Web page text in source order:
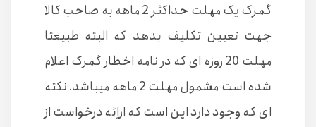
گمرک یک مهلت حداکثر 2 ماهه به صاحب کالا
جهت تعیین تکلیف بدهد که البته طبیعتا
مهلت 20 روزه ای که در نامه اخطار گمرک اعلام
شده است مشمول مهلت 2 ماهه میباشد. نکته
ای که وجود دارد این است که اراِئه درخواست از